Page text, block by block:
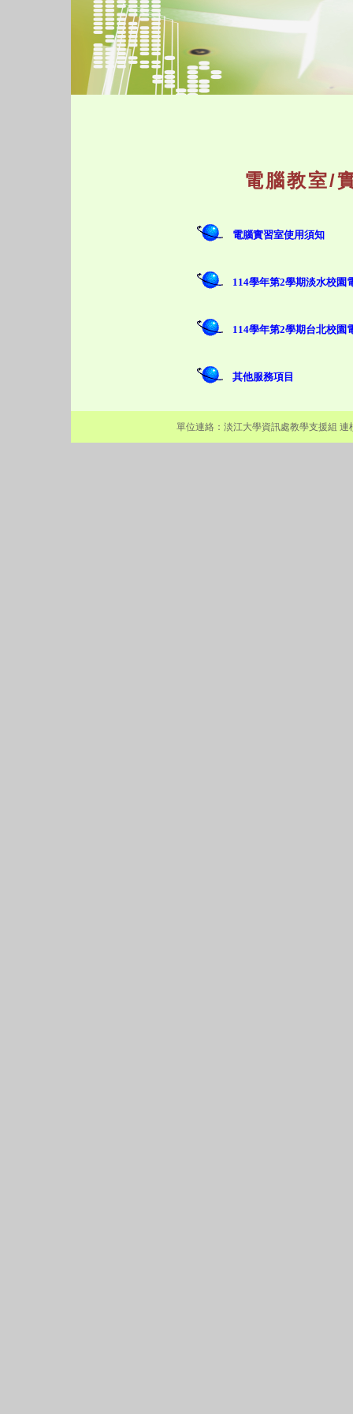
電腦教室/
電腦實習室使用須知
114學年第2學期淡水校園
114學年第2學期台北校園
其他服務項目
單位連絡： 淡江大學資訊處教學支援組 連